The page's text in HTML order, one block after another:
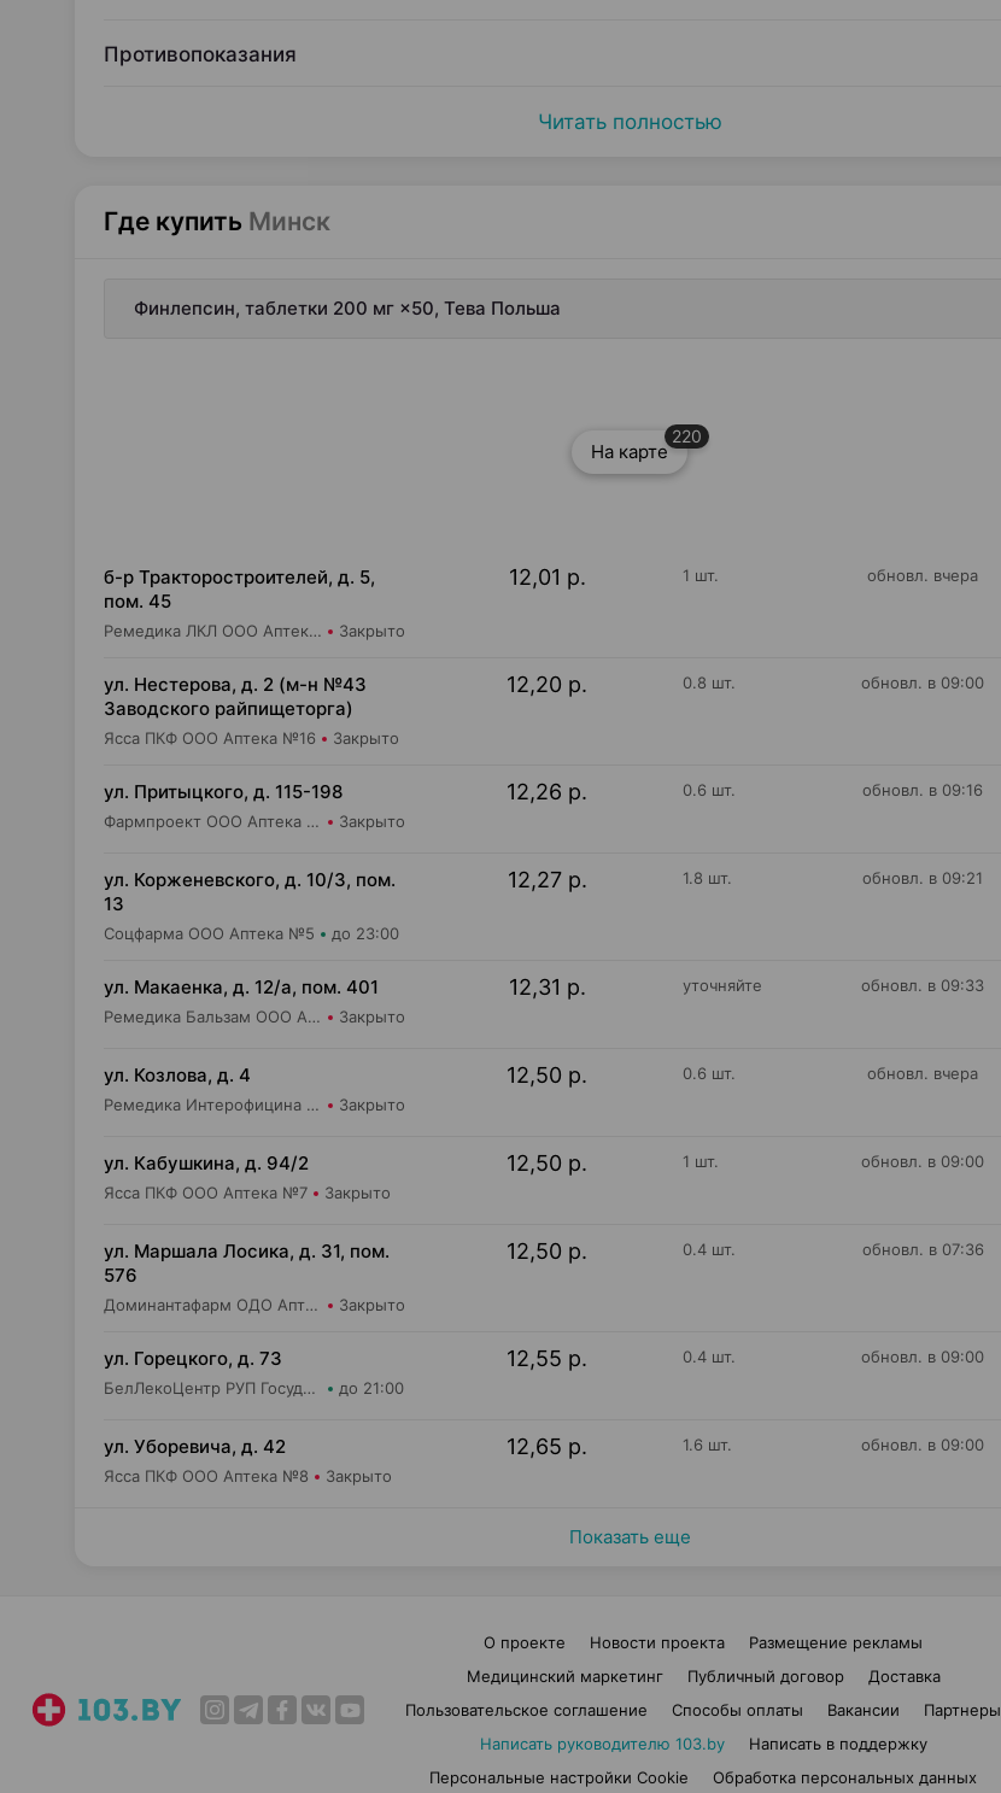
Противопоказания
Читать полностью
Где купить Минск
Финлепсин, таблетки 200 мг ×50, Тева Польша
На карте
220
б-р Тракторостроителей, д. 5,
пом. 45
Ремедика ЛКЛ ООО Аптека №14 Закрыто
12,01 р. 1 шт. обновл. вчера
ул. Нестерова, д. 2 (м-н №43
Заводского райпищеторга)
Ясса ПКФ ООО Аптека №16 Закрыто
12,20 р. 0.8 шт. обновл. в 09:00
ул. Притыцкого, д. 115-198
Фармпроект ООО Аптека бережливых №13 Закрыто
12,26 р. 0.6 шт. обновл. в 09:16
ул. Корженевского, д. 10/3, пом.
13
Соцфарма ООО Аптека №5 до 23:00
12,27 р. 1.8 шт. обновл. в 09:21
ул. Макаенка, д. 12/а, пом. 401
Ремедика Бальзам ООО Аптека №29 Закрыто
12,31 р. уточняйте обновл. в 09:33
ул. Козлова, д. 4
Ремедика Интерофицина Плюс ООО Аптека №1 Закрыто
12,50 р. 0.6 шт. обновл. вчера
ул. Кабушкина, д. 94/2
Ясса ПКФ ООО Аптека №7 Закрыто
12,50 р. 1 шт. обновл. в 09:00
ул. Маршала Лосика, д. 31, пом.
576
Доминантафарм ОДО Аптека №22 Закрыто
12,50 р. 0.4 шт. обновл. в 07:36
ул. Горецкого, д. 73
БелЛекоЦентр РУП Государственная аптека №8 до 21:00
12,55 р. 0.4 шт. обновл. в 09:00
ул. Уборевича, д. 42
Ясса ПКФ ООО Аптека №8 Закрыто
12,65 р. 1.6 шт. обновл. в 09:00
Показать еще
О проекте Новости проекта
Размещение рекламы
Медицинский маркетинг
Публичный договор
Доставка
Пользовательское соглашение
Способы оплаты Вакансии
Партнеры
Написать руководителю 103.by
Написать в поддержку
Персональные настройки Cookie
Обработка персональных данных